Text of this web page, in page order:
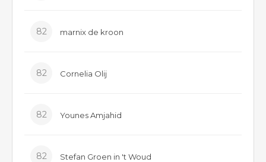
82 marnix de kroon
82 Cornelia Olij
82 Younes Amjahid
82 Stefan Groen in 't Woud